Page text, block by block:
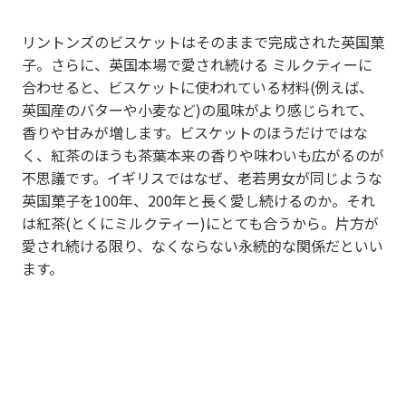
リントンズのビスケットはそのままで完成された英国菓
子。さらに、英国本場で愛され続ける ミルクティーに
合わせると、ビスケットに使われている材料(例えば、
英国産のバターや小麦など)の風味がより感じられて、
香りや甘みが増します。ビスケットのほうだけではな
く、紅茶のほうも茶葉本来の香りや味わいも広がるのが
不思議です。イギリスではなぜ、老若男女が同じような
英国菓子を100年、200年と長く愛し続けるのか。それ
は紅茶(とくにミルクティー)にとても合うから。片方が
愛され続ける限り、なくならない永続的な関係だといい
ます。